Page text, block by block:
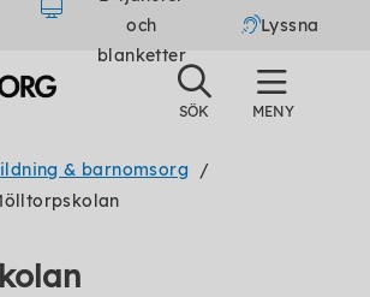
och
blanketter
Lyssna
& barnomsorg